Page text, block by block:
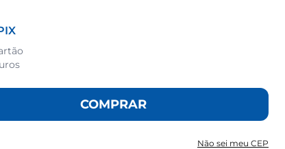
COMPRAR
Não sei meu CEP